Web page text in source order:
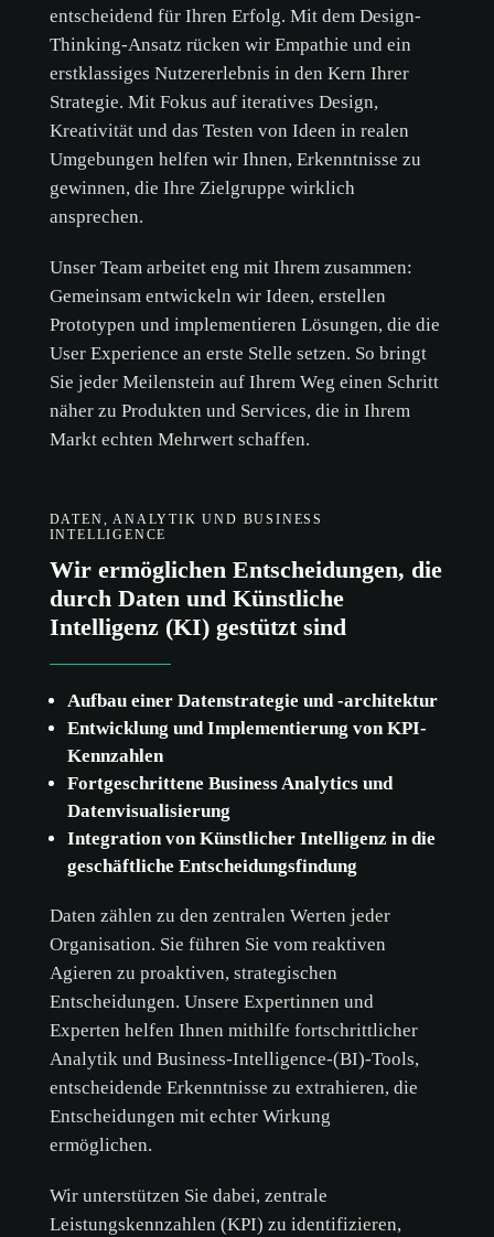
entscheidend für Ihren Erfolg. Mit dem Design-
Thinking-Ansatz rücken wir Empathie und ein
erstklassiges Nutzererlebnis in den Kern Ihrer
Strategie. Mit Fokus auf iteratives Design,
Kreativität und das Testen von Ideen in realen
Umgebungen helfen wir Ihnen, Erkenntnisse zu
gewinnen, die Ihre Zielgruppe wirklich
ansprechen.
Unser Team arbeitet eng mit Ihrem zusammen:
Gemeinsam entwickeln wir Ideen, erstellen
Prototypen und implementieren Lösungen, die die
User Experience an erste Stelle setzen. So bringt
Sie jeder Meilenstein auf Ihrem Weg einen Schritt
näher zu Produkten und Services, die in Ihrem
Markt echten Mehrwert schaffen.
DATEN, ANALYTIK UND BUSINESS
INTELLIGENCE
Wir ermöglichen Entscheidungen, die
durch Daten und Künstliche
Intelligenz (KI) gestützt sind
Aufbau einer Datenstrategie und -architektur
Entwicklung und Implementierung von KPI-
Kennzahlen
Fortgeschrittene Business Analytics und
Datenvisualisierung
Integration von Künstlicher Intelligenz in die
geschäftliche Entscheidungsfindung
Daten zählen zu den zentralen Werten jeder
Organisation. Sie führen Sie vom reaktiven
Agieren zu proaktiven, strategischen
Entscheidungen. Unsere Expertinnen und
Experten helfen Ihnen mithilfe fortschrittlicher
Analytik und Business-Intelligence-(BI)-Tools,
entscheidende Erkenntnisse zu extrahieren, die
Entscheidungen mit echter Wirkung
ermöglichen.
Wir unterstützen Sie dabei, zentrale
Leistungskennzahlen (KPI) zu identifizieren,
Cookie-
Richtlinie.
ALLE AKZEPTIEREN
NUR NOTWENDIGE AKZEPTIEREN